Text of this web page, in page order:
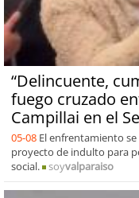
“Delincuente,
fuego cruzado
Campillai en el
05-08 El enfrentamiento
proyecto de indulto para
social.
soyvalparaiso